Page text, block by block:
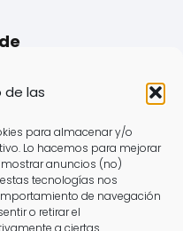
las
para almacenar y/o
Lo hacemos para mejorar
anuncios (no)
tecnologías nos
de navegación
o retirar el
a ciertas
caso de que una
con sus
del
la reputación
historial de